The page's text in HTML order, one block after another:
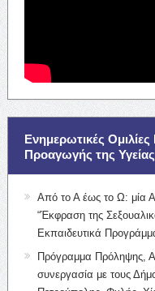
Ενημερωτικές
Προαγωγής της Υγείας
Από το Α έως το Ω: μία
“Έκφραση της
Εκπαιδευτικά
Πρόγραμμα Πρόληψης,
συνεργασία με τους